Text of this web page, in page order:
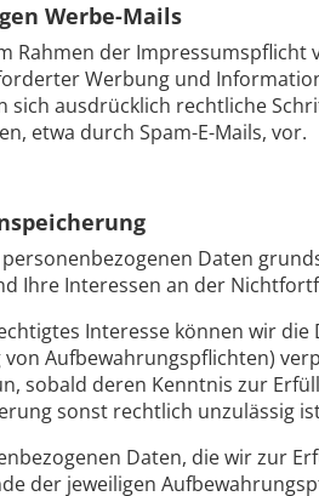
Werbe-Mails
Rahmen der
Werbung und
sich ausdrücklich rechtliche
etwa durch Spam-E-Mails, vor.
Daten
Ihre Interessen an der
Interesse können wir
Aufbewahrungspflichten)
sobald deren Kenntnis zur
sonst rechtlich unzulässig
Daten, die wir zur
der jeweiligen